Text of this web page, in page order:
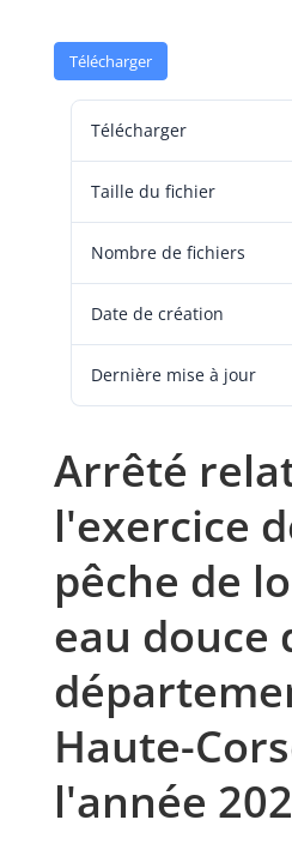
Télécharger
Télécharger
Taille du fichier
Nombre de fichiers
Date de création
Dernière mise à jour
Arrêté
l'exercice
pêche de
eau douce
Haute-
l'année